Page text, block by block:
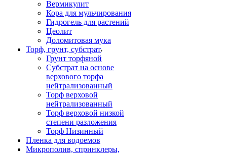
Вермикулит
Кора для мульчирования
Гидрогель для растений
Цеолит
Доломитовая мука
Торф, грунт, субстрат
Грунт торфяной
Субстрат на основе
верхового торфа
нейтрализованный
Торф верховой
нейтрализованный
Торф верховой низкой
степени разложения
Торф Низинный
Пленка для водоемов
Микрополив, спринклеры,